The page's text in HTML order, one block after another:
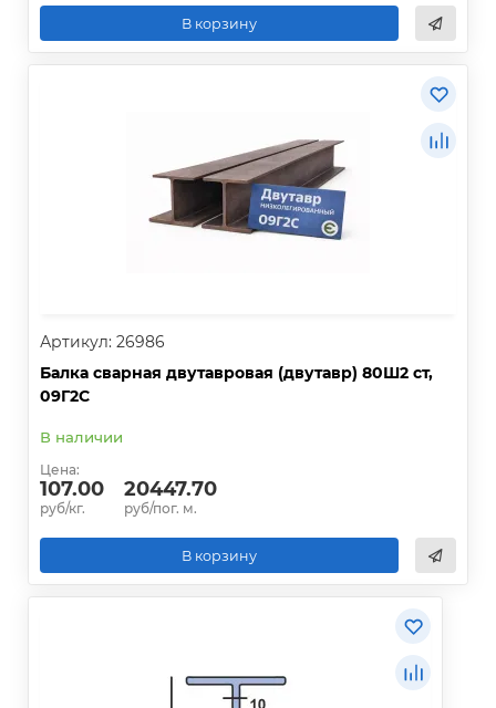
В корзину
Артикул: 26986
Балка сварная двутавровая (двутавр) 80Ш2 ст,
09Г2С
В наличии
Цена:
107.00
руб/кг.
20447.70
руб/пог. м.
В корзину